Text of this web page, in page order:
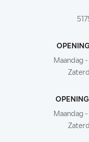
Maandag
Maandag